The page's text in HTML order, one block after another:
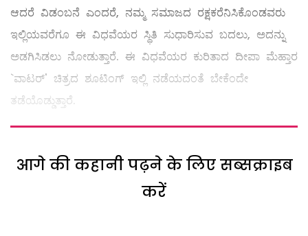
ಆದರೆ ವಿಡಂಬನೆ ಎಂದರೆ, ನಮ್ಮ ಸಮಾಜದ ರಕ್ಷಕರೆನಿಸಿಕೊಂಡವರು
ಇಲ್ಲಿಯವರೆಗೂ ಈ ವಿಧವೆಯರ ಸ್ಥಿತಿ ಸುಧಾರಿಸುವ ಬದಲು, ಅದನ್ನು
ಅಡಗಿಸಿಡಲು ನೋಡುತ್ತಾರೆ. ಈ ವಿಧವೆಯರ ಕುರಿತಾದ ದೀಪಾ ಮೆಹ್ತಾರ
`ವಾಟರ್‌' ಚಿತ್ರದ ಶೂಟಿಂಗ್‌ ಇಲ್ಲಿ ನಡೆಯದಂತೆ ಬೇಕೆಂದೇ
ತಡೆಯೊಡ್ಡುತ್ತಾರೆ.
आगे की कहानी पढ़ने के लिए सब्सक्राइब
करें